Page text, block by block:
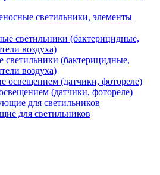
светильники, элементы
светильники (бактерицидные,
воздуха)
(датчики, фотореле)
для светильников